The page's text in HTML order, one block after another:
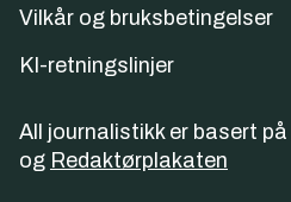
Vilkår og bruksbetingelser
KI-retningslinjer
All journalistikk er basert på
og Redaktørplakaten